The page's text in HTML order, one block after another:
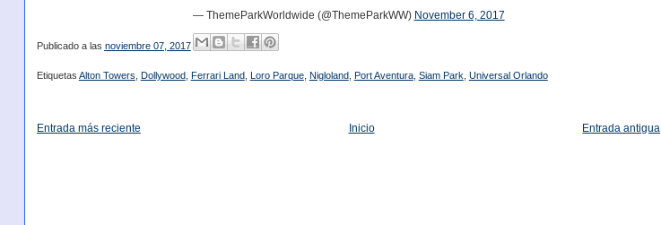
— ThemeParkWorldwide (@ThemeParkWW) November 6, 2017
Publicado a las noviembre 07, 2017
Etiquetas Alton Towers Dollywood, Ferrari Land, Loro Parque, Nigloland, Port Aventura, Siam Park Universal Orlando
Entrada más reciente Entrada antigua
Inicio